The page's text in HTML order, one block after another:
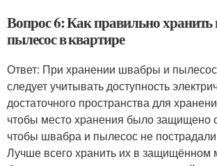
Вопрос 6: Как правильно
пылесос в квартире
Ответ: При хранении швабры и
следует учитывать доступность
достаточного пространства для
чтобы место хранения было защищено
чтобы швабра и пылесос не пострадали
Лучше всего хранить их в защищённом